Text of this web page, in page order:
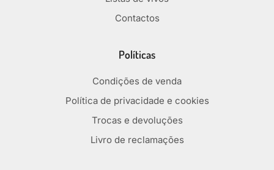
Contactos
Políticas
Condições de venda
Política de privacidade e cookies
Trocas e devoluções
Livro de reclamações